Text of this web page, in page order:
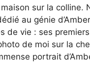
sur la colline.
au génie
de vie : ses
de moi sur la
portrait